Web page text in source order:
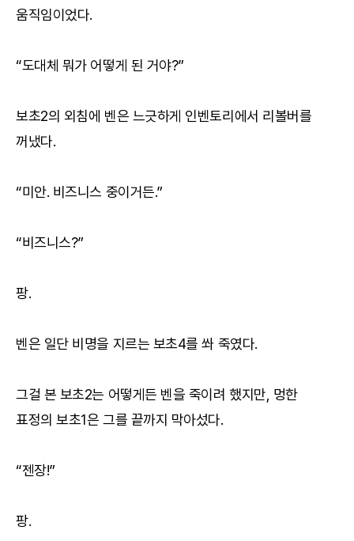
움직임이었다.
“도대체 뭐가 어떻게 된 거야?”
보초2의 외침에 벤은 느긋하게 인벤토리에서 리볼버를
꺼냈다.
“미안. 비즈니스 중이거든.”
“비즈니스?”
팡.
벤은 일단 비명을 지르는 보초4를 쏴 죽였다.
그걸 본 보초2는 어떻게든 벤을 죽이려 했지만, 멍한
표정의 보초1은 그를 끝까지 막아섰다.
“젠장!”
팡.